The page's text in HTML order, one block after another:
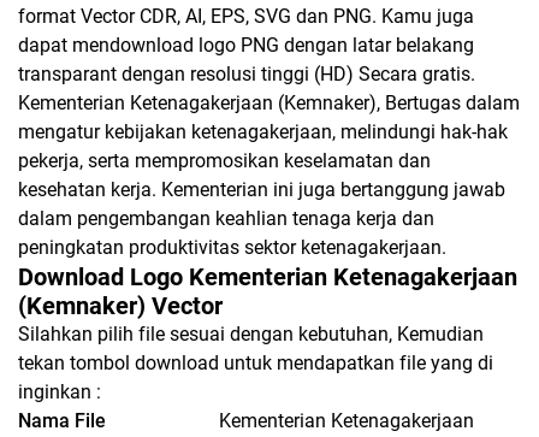
format Vector CDR, AI, EPS, SVG dan PNG. Kamu juga
dapat mendownload logo PNG dengan latar belakang
transparant dengan resolusi tinggi (HD) Secara gratis.
Kementerian Ketenagakerjaan (Kemnaker), Bertugas dalam
mengatur kebijakan ketenagakerjaan, melindungi hak-hak
pekerja, serta mempromosikan keselamatan dan
kesehatan kerja. Kementerian ini juga bertanggung jawab
dalam pengembangan keahlian tenaga kerja dan
peningkatan produktivitas sektor ketenagakerjaan.
Download Logo Kementerian Ketenagakerjaan
(Kemnaker) Vector
Silahkan pilih file sesuai dengan kebutuhan, Kemudian
tekan tombol download untuk mendapatkan file yang di
inginkan :
Nama File
Kementerian Ketenagakerjaan